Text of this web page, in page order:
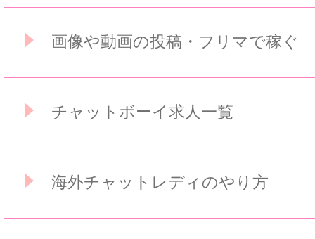
画像や動画の投稿・フリマで稼ぐ
チャットボーイ求人一覧
海外チャットレディのやり方